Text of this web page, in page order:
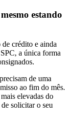
estando
de crédito e ainda
a única forma
de uma
ao fim do mês.
elevadas do
solicitar o seu